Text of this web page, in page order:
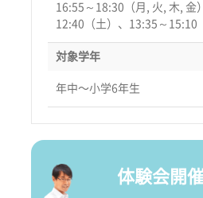
16:55～18:30（月, 火, 木, 金
12:40（土）、13:35～15:10
対象学年
年中〜小学6年生
体験会開